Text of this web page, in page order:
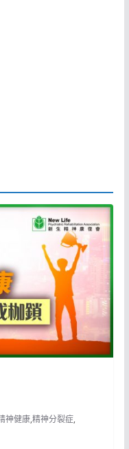
神健康,精神分裂症,